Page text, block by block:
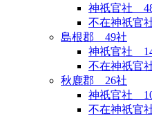
神祇官社
不在神祇官
島根郡 49社
神祇官社
不在神祇官
秋鹿郡 26社
神祇官社
不在神祇官